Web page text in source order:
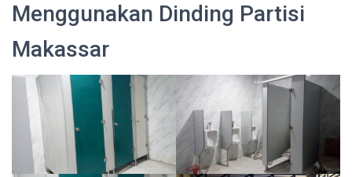
Menggunakan Dinding Partisi
Makassar